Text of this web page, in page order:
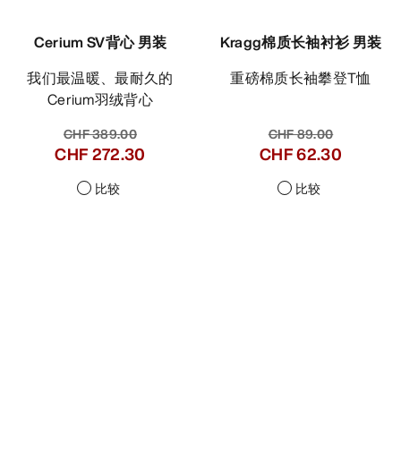
Cerium SV背心 男装
我们最温暖、最耐久的
Cerium羽绒背心
CHF 389.00
CHF 272.30
比较
Kragg棉质长袖衬衫 男装
重磅棉质长袖攀登T恤
CHF 89.00
CHF 62.30
比较